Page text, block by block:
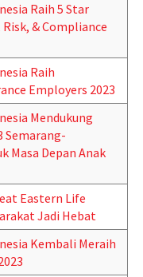
Raih 5 Star
& Compliance
Raih
Employers 2023
Mendukung
Semarang-
Masa Depan Anak
Eastern Life
Jadi Hebat
Kembali Meraih